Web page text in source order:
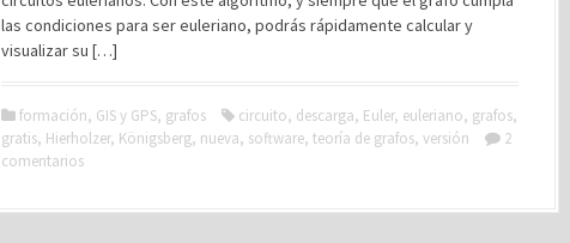
las condiciones para ser euleriano, podrás rápidamente calcular y
visualizar su […]
formación, GIS y GPS, grafos circuito, descarga, Euler, euleriano, grafos,
gratis, Hierholzer, Königsberg, nueva, software, teoría de grafos, versión
2
comentarios